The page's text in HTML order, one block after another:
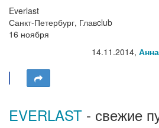
Everlast
Санкт-Петербург, Главclub
16 ноября
14.11.2014,
EVERLAST - свежие